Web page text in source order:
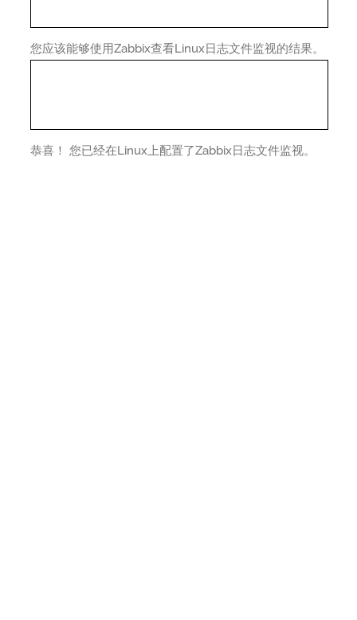
您应该能够使用Zabbix查看Linux日志文件监视的结果。
恭喜！ 您已经在Linux上配置了Zabbix日志文件监视。